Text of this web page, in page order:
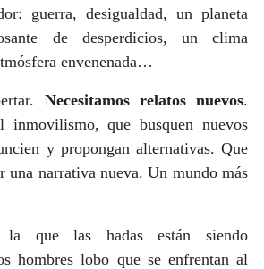
guerra, desigualdad, un planeta
de desperdicios, un clima
envenenada…
Necesitamos relatos nuevos.
inmovilismo, que busquen nuevos
y propongan alternativas. Que
una narrativa nueva. Un mundo más
que las hadas están siendo
hombres lobo que se enfrentan al